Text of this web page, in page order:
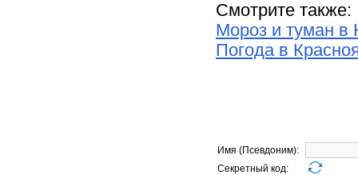
Смотрите также:
Мороз и туман в
Погода в
Имя (Псевдоним):
Секретный код: